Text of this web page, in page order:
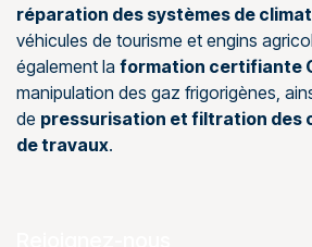
réparation des systèmes de
véhicules de tourisme et engins
également la formation certifiante
manipulation des gaz frigorigènes,
de pressurisation et filtration des
de travaux.